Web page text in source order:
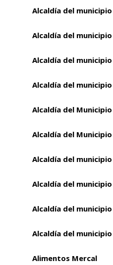
Alcaldía del
Alcaldía del
Alcaldía del
Alcaldía del
Alcaldía del
Alcaldía del Municipio
Alcaldía del municipio
Alcaldía del
Alcaldía del
Alcaldía del
Alimentos Mercal